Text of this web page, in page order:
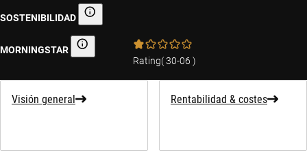
SOSTENIBILIDAD Información sobre sostenibilidad
MORNINGSTAR Morningstar
Rating(30-06 )
Visión general Rentabilidad & costes